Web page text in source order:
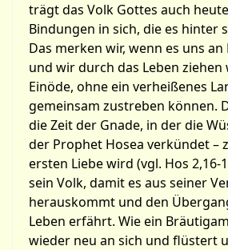
trägt das Volk Gottes auch
Bindungen in sich, die es hinter
Das merken wir, wenn es uns
und wir durch das Leben ziehen
Einöde, ohne ein verheißenes
gemeinsam zustreben können.
die Zeit der Gnade, in der die
der Prophet Hosea verkündet –
ersten Liebe wird (vgl. Hos 2,16-
sein Volk, damit es aus seiner
herauskommt und den
Leben erfährt. Wie ein
wieder neu an sich und flüstert